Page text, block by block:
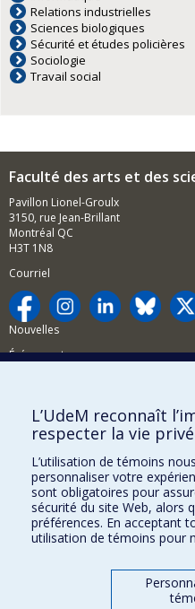
Relations industrielles
Sciences biologiques
Sécurité et études policières
Sociologie
Travail social
Faculté des arts et des
Pavillon Lionel-Groulx
3150, rue Jean-Brillant
Montréal QC
H3T 1N8
Courriel
Nouvelles
Événements
BESOIN D'AIDE?
Plan du site
Signaler une erreur
Accessibilité
FACULTÉ DES ARTS ET DES
L’UdeM reconnaît
respecter la vie
L’utilisation de témoins
personnaliser votre
sont obligatoires pour
sécurité du site Web, alors
préférences. En acceptant
utilisation de témoins pour